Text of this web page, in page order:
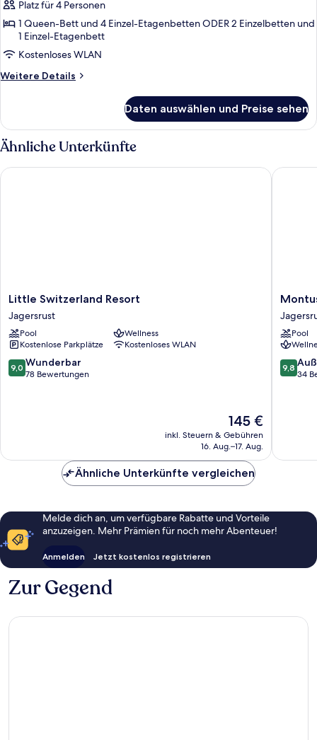
2 Schlafzimmer,
Balkon,
Hügelblick
anzeigen
Platz für 4 Personen
1 Queen-Bett und 4 Einzel-Etagenbetten ODER 2 Einzelbetten und
1 Einzel-Etagenbett
Kostenloses WLAN
Weitere Details
Weitere
Ferienhaus,
2 Schlafzimmer,
Balkon,
Daten auswählen und Preise sehen
Ähnliche Unterkünfte
Little
Switzerland
Resort
Jagersrust
Little Switzerland Resort
Jagersrust
Pool
Wellness
Kostenlose Parkplätze
Kostenloses WLAN
9.0
von
9,0 Wunderbar
78 Bewertungen
Der
Preis
beträgt
145 €
inkl. Steuern & Gebühren
16. Aug.–17. Aug.
Little Switzerland Resort
Montusi
Lodge
Pool
9.8
von
9,8
34
Montusi
Ähnliche Unterkünfte vergleichen
Melde dich an, um verfügbare Rabatte und Vorteile
anzuzeigen. Mehr Prämien für noch mehr Abenteuer!
Anmelden Jetzt kostenlos registrieren
Zur Gegend